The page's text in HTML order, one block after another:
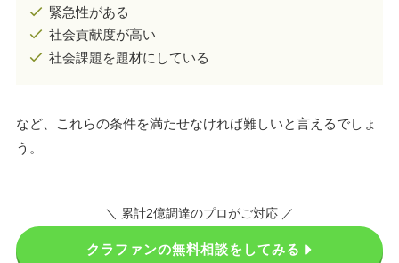
緊急性がある
社会貢献度が高い
社会課題を題材にしている
など、これらの条件を満たせなければ難しいと言えるでしょ
う。
＼ 累計2億調達のプロがご対応 ／
クラファンの無料相談をしてみる